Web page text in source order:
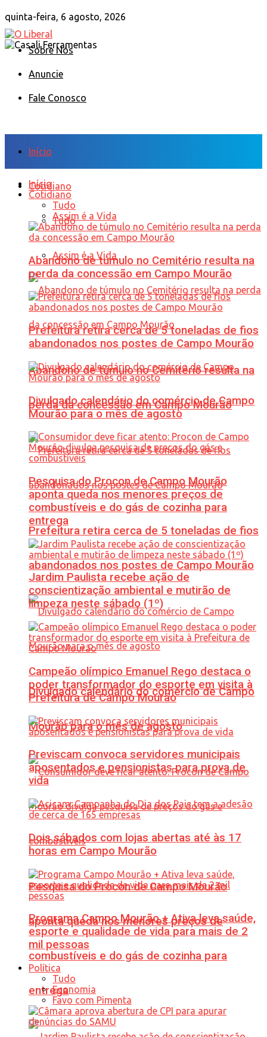
quinta-feira, 6 agosto, 2026
Sobre Nós
Anuncie
Fale Conosco
Início
Cotidiano
Tudo
Assim é a Vida
Abandono de túmulo no Cemitério resulta na
perda da concessão em Campo Mourão
Prefeitura retira cerca de 5 toneladas de fios
abandonados nos postes de Campo Mourão
Divulgado calendário do comércio de Campo
Mourão para o mês de agosto
Pesquisa do Procon de Campo Mourão
aponta queda nos menores preços de
combustíveis e do gás de cozinha para
entrega
Início
Cotidiano
Tudo
Assim é a Vida
Abandono de túmulo no Cemitério resulta na
perda da concessão em Campo Mourão
Prefeitura retira cerca de 5 toneladas de fios
abandonados nos postes de Campo Mourão
Divulgado calendário do comércio de Campo
Mourão para o mês de agosto
Pesquisa do Procon de Campo Mourão
aponta queda nos menores preços de
combustíveis e do gás de cozinha para
entrega
Jardim Paulista recebe ação de
conscientização ambiental e mutirão de
limpeza neste sábado (1º)
Campeão olímpico Emanuel Rego destaca o
poder transformador do esporte em visita à
Prefeitura de Campo Mourão
Previscam convoca servidores municipais
aposentados e pensionistas para prova de
vida
Dois sábados com lojas abertas até às 17
horas em Campo Mourão
Programa Campo Mourão + Ativa leva saúde,
esporte e qualidade de vida para mais de 2
mil pessoas
Política
Tudo
Economia
Favo com Pimenta